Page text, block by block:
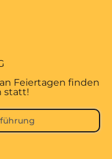
Feiertagen finden
statt!